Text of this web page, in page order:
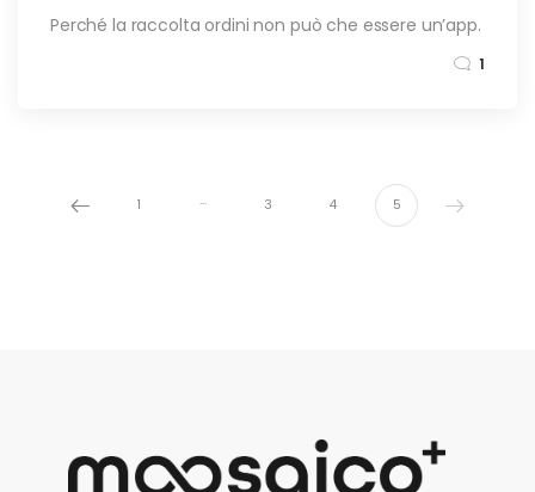
Perché la raccolta ordini non può che essere un’app.
1
1 … 3 4 5